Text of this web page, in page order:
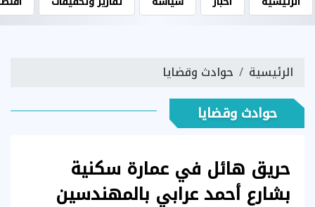
الرئيسية حوادث وقضايا
حوادث وقضايا
حريق هائل في عمارة سكنية
بشارع أحمد عرابي بالمهندسين